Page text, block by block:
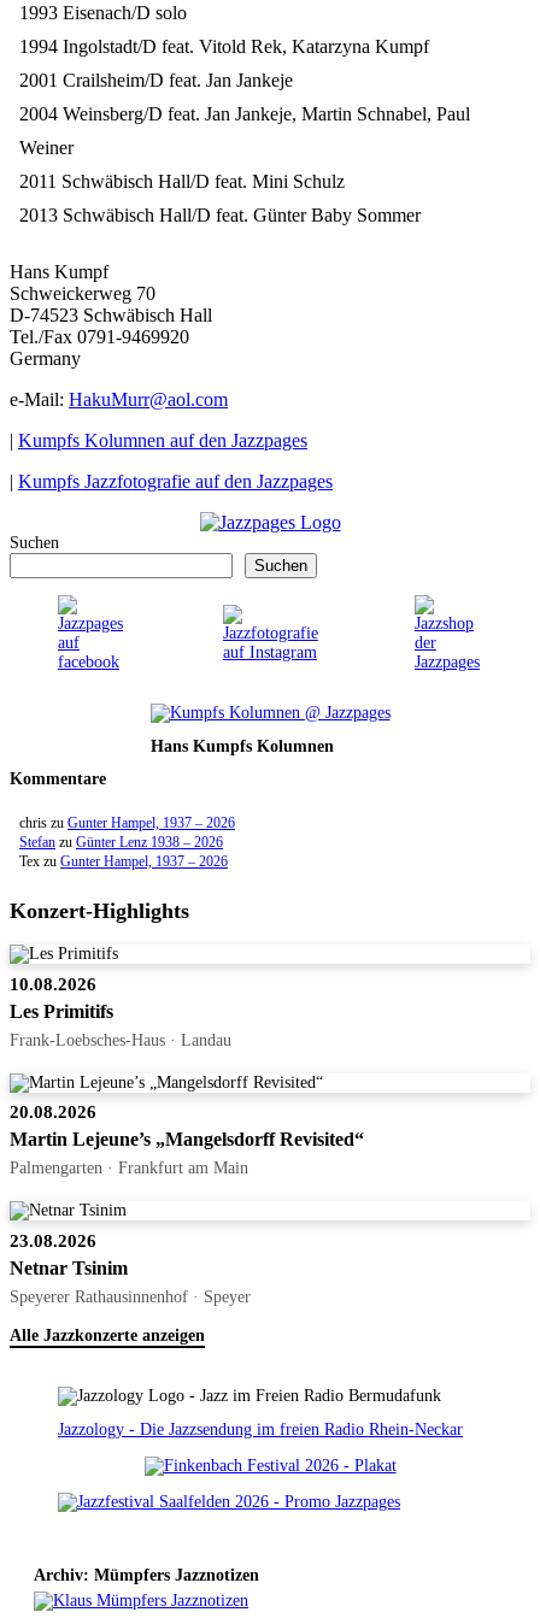
1993 Eisenach/D solo
1994 Ingolstadt/D feat. Vitold Rek, Katarzyna Kumpf
2001 Crailsheim/D feat. Jan Jankeje
2004 Weinsberg/D feat. Jan Jankeje, Martin Schnabel, Paul
Weiner
2011 Schwäbisch Hall/D feat. Mini Schulz
2013 Schwäbisch Hall/D feat. Günter Baby Sommer
Hans Kumpf
Schweickerweg 70
D-74523 Schwäbisch Hall
Tel./Fax 0791-9469920
Germany
e-Mail: HakuMurr@aol.com
| Kumpfs Kolumnen auf den Jazzpages
| Kumpfs Jazzfotografie auf den Jazzpages
Suchen
Suchen
Hans Kumpfs Kolumnen
Kommentare
chris zu Gunter Hampel, 1937 – 2026
Stefan zu Günter Lenz 1938 – 2026
Tex zu Gunter Hampel, 1937 – 2026
Konzert-Highlights
10.08.2026
Les Primitifs
Frank-Loebsches-Haus · Landau
20.08.2026
Martin Lejeune’s „Mangelsdorff Revisited“
Palmengarten · Frankfurt am Main
23.08.2026
Netnar Tsinim
Speyerer Rathausinnenhof · Speyer
Alle Jazzkonzerte anzeigen
Jazzology - Die Jazzsendung im freien Radio Rhein-Neckar
Archiv: Mümpfers Jazznotizen